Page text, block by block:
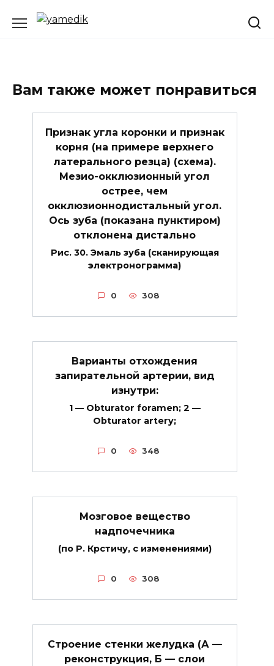
Вам также может понравиться
Признак угла коронки и признак
корня (на примере верхнего
латерального резца) (схема).
Мезио-окклюзионный угол
острее, чем
окклюзионнодистальный угол.
Ось зуба (показана пунктиром)
отклонена дистально
Рис. 30. Эмаль зуба (сканирующая
электронограмма)
0 308
Варианты отхождения
запирательной артерии, вид
изнутри:
1 — Obturator foramen; 2 —
Obturator artery;
0 348
Мозговое вещество
надпочечника
(по Р. Крстичу, с изменениями)
0 308
Строение стенки желудка (А —
реконструкция, Б — слои